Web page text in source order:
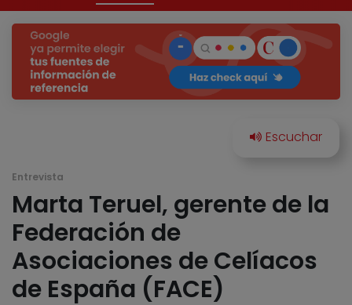
Entrevista
Marta Teruel, gerente de la
Federación de
Asociaciones de Celíacos
de España (FACE)